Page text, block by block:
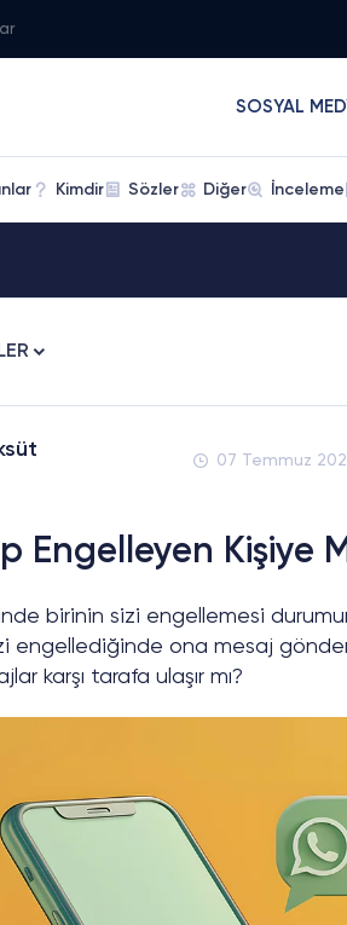
SOSYAL
Kimdir Sözler Diğer İnceleme
07 Temmuz
Engelleyen Kişiye
birinin sizi engellemesi
engellediğinde ona mesaj
karşı tarafa ulaşır mı?